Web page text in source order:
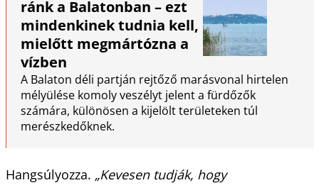
ránk a Balatonban – ezt
mindenkinek tudnia kell,
mielőtt megmártózna a
vízben
A Balaton déli partján rejtőző marásvonal hirtelen
mélyülése komoly veszélyt jelent a fürdőzők
számára, különösen a kijelölt területeken túl
merészkedőknek.
Hangsúlyozza. „Kevesen tudják, hogy